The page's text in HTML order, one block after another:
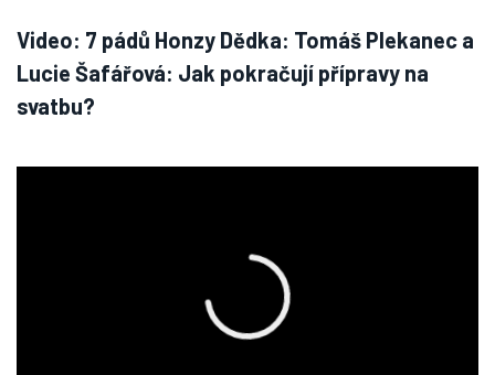
Video: 7 pádů Honzy Dědka: Tomáš Plekanec a
Lucie Šafářová: Jak pokračují přípravy na
svatbu?